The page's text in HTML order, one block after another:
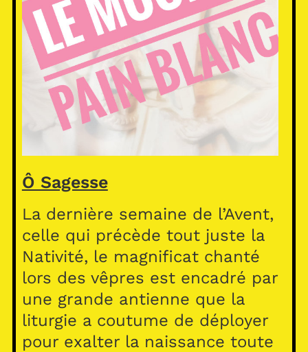
Ô Sagesse
La dernière semaine de l’Avent,
celle qui précède tout juste la
Nativité, le magnificat chanté
lors des vêpres est encadré par
une grande antienne que la
liturgie a coutume de déployer
pour exalter la naissance toute